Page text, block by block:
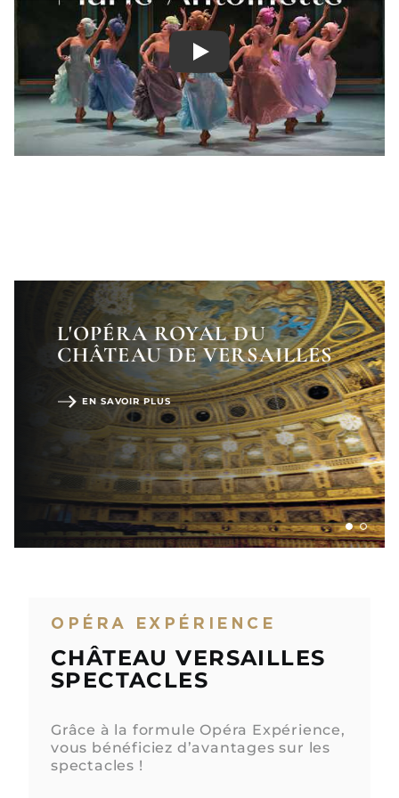
Play
L'OPÉRA ROYAL DU
CHÂTEAU DE VERSAILLES
EN SAVOIR PLUS
OPÉRA EXPÉRIENCE
CHÂTEAU VERSAILLES
SPECTACLES
Grâce à la formule Opéra Expérience,
vous bénéficiez d’avantages sur les
spectacles !